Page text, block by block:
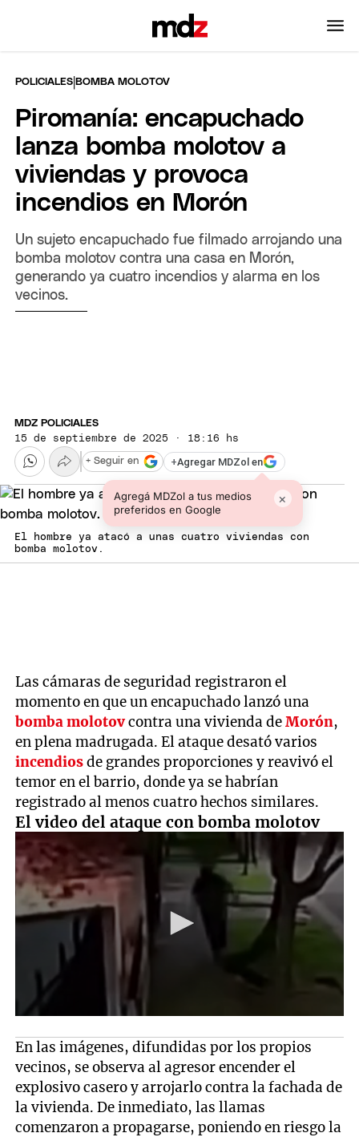
POLICIALES |BOMBA MOLOTOV
Piromanía: encapuchado
lanza bomba molotov a
viviendas y provoca
incendios en Morón
Un sujeto encapuchado fue filmado arrojando una
bomba molotov contra una casa en Morón,
generando ya cuatro incendios y alarma en los
vecinos.
MDZ POLICIALES
15 de septiembre de 2025 · 18:16 hs
+Agregar MDZol en
Agregá MDZol a tus medios
preferidos en Google
×
+ Seguir en
El hombre ya atacó a unas cuatro viviendas con
bomba molotov.
Las cámaras de seguridad registraron el
momento en que un encapuchado lanzó una
bomba molotovcontra una vivienda deMorón,
en plena madrugada. El ataque desató varios
incendiosde grandes proporciones y reavivó el
temor en el barrio, donde ya se habrían
registrado al menos cuatro hechos similares.
El video del ataque con bomba molotov
En las imágenes, difundidas por los propios
vecinos, se observa al agresor encender el
explosivo casero y arrojarlo contra la fachada de
la vivienda. De inmediato, las llamas
comenzaron a propagarse, poniendo en riesgo la